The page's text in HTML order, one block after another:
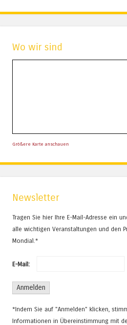
Wo wir sind
Größere Karte anschauen
Newsletter
Tragen Sie hier Ihre E-Mail-Adresse ein
alle wichtigen Veranstaltungen und den
Mondial.*
E-Mail:
*Indem Sie auf "Anmelden" klicken,
Informationen in Übereinstimmung mit